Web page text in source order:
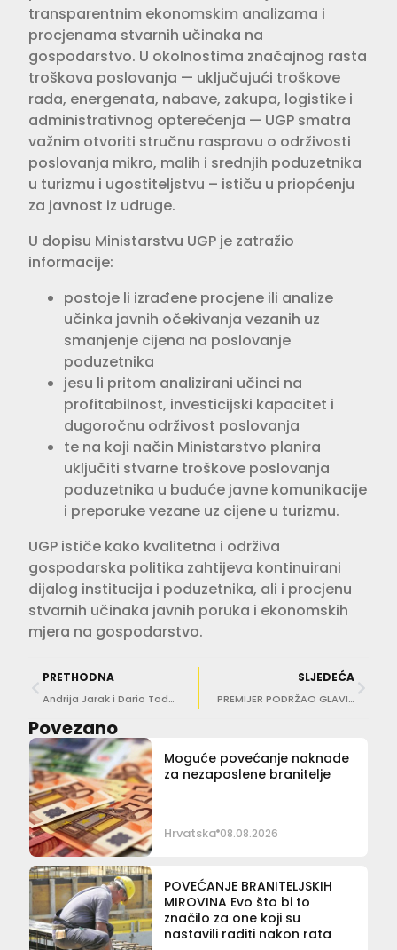
transparentnim ekonomskim analizama i
procjenama stvarnih učinaka na
gospodarstvo. U okolnostima značajnog rasta
troškova poslovanja — uključujući troškove
rada, energenata, nabave, zakupa, logistike i
administrativnog opterećenja — UGP smatra
važnim otvoriti stručnu raspravu o održivosti
poslovanja mikro, malih i srednjih poduzetnika
u turizmu i ugostiteljstvu – ističu u priopćenju
za javnost iz udruge.
U dopisu Ministarstvu UGP je zatražio
informacije:
postoje li izrađene procjene ili analize
učinka javnih očekivanja vezanih uz
smanjenje cijena na poslovanje
poduzetnika
jesu li pritom analizirani učinci na
profitabilnost, investicijski kapacitet i
dugoročnu održivost poslovanja
te na koji način Ministarstvo planira
uključiti stvarne troškove poslovanja
poduzetnika u buduće javne komunikacije
i preporuke vezane uz cijene u turizmu.
UGP ističe kako kvalitetna i održiva
gospodarska politika zahtijeva kontinuirani
dijalog institucija i poduzetnika, ali i procjenu
stvarnih učinaka javnih poruka i ekonomskih
mjera na gospodarstvo.
PRETHODNA
Andrija Jarak i Dario Todorović donose priču o ‘Trovačima iz Plaškog’: ‘Ljudi su bili šokirani i pitali nas – je li ovo moguće?’
SLJEDEĆA
PREMIJER PODRŽAO GLAVINU Konkurencija spušta cijene, Hrvatska mora reagirati
Povezano
Moguće povećanje naknade
za nezaposlene branitelje
Hrvatska 08.08.2026
POVEĆANJE BRANITELJSKIH
MIROVINA Evo što bi to
značilo za one koji su
nastavili raditi nakon rata